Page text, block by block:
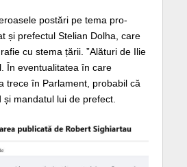
postări pe tema pro-
și prefectul Stelian Dolha, care
cu stema țării. ”Alături de Ilie
În eventualitatea în care
trece în Parlament, probabil că
mandatul lui de prefect.